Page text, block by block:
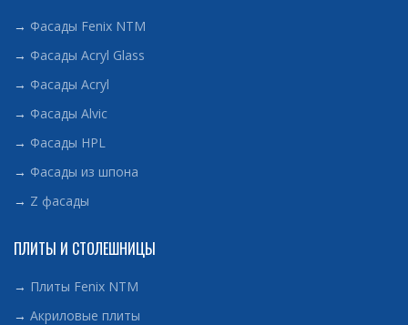
→ Фасады Fenix NTM
→ Фасады Acryl Glass
→ Фасады Acryl
→ Фасады Alvic
→ Фасады HPL
→ Фасады из шпона
→ Z фасады
ПЛИТЫ И СТОЛЕШНИЦЫ
→ Плиты Fenix NTM
→ Акриловые плиты